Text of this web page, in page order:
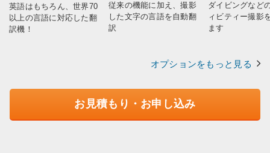
英語はもちろん、世界70
以上の言語に対応した翻
訳機！
従来の機能に加え、撮影
した文字の言語を自動翻
訳
ダイビングなど
ィビティー撮影
ます
オプションをもっと見る
お見積もり・お申し込み